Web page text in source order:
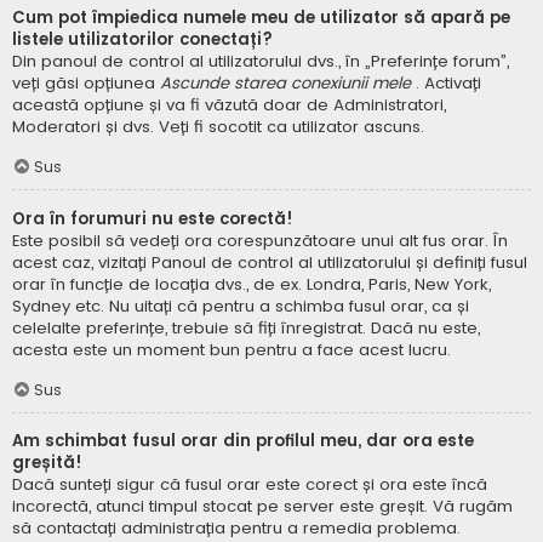
Cum pot împiedica numele meu de utilizator să apară pe
listele utilizatorilor conectați?
Din panoul de control al utilizatorului dvs., în „Preferințe forum”,
veți găsi opțiunea Ascunde starea conexiunii mele . Activați
această opțiune și va fi văzută doar de Administratori,
Moderatori și dvs. Veți fi socotit ca utilizator ascuns.
Sus
Ora în forumuri nu este corectă!
Este posibil să vedeți ora corespunzătoare unui alt fus orar. În
acest caz, vizitați Panoul de control al utilizatorului și definiți fusul
orar în funcție de locația dvs., de ex. Londra, Paris, New York,
Sydney etc. Nu uitați că pentru a schimba fusul orar, ca și
celelalte preferințe, trebuie să fiți înregistrat. Dacă nu este,
acesta este un moment bun pentru a face acest lucru.
Sus
Am schimbat fusul orar din profilul meu, dar ora este
greșită!
Dacă sunteți sigur că fusul orar este corect și ora este încă
incorectă, atunci timpul stocat pe server este greșit. Vă rugăm
să contactați administrația pentru a remedia problema.